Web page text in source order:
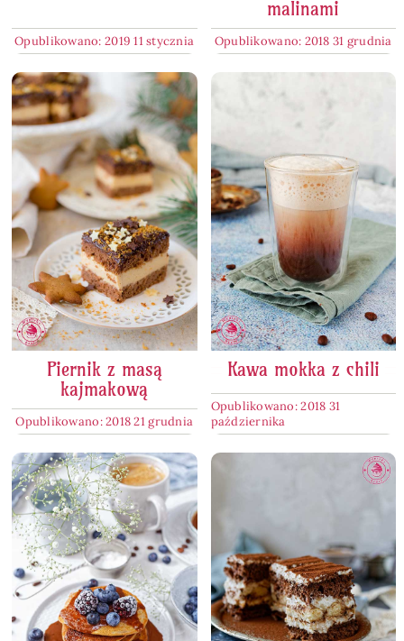
Opublikowano: 2019 11 stycznia
malinami
Opublikowano: 2018 31 grudnia
Piernik z masą
kajmakową
Opublikowano: 2018 21 grudnia
Kawa mokka z chili
Opublikowano: 2018 31
października